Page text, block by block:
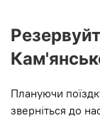
Плануючи
зверніться до